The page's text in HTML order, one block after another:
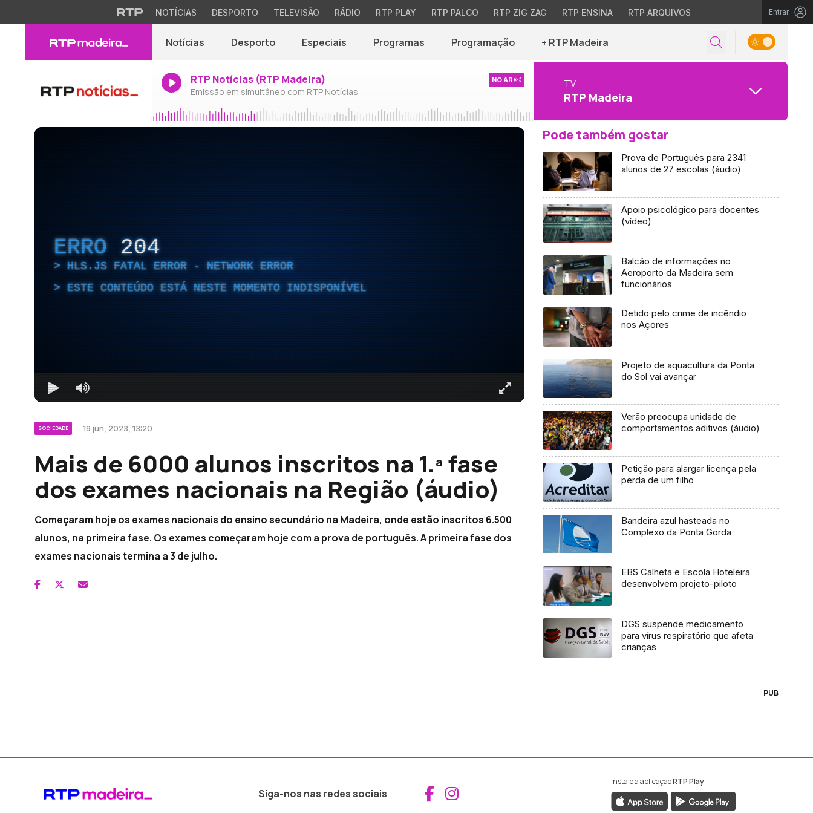
NOTÍCIAS DESPORTO TELEVISÃO RÁDIO RTP PLAY RTP PALCO RTP ZIG ZAG RTP ENSINA RTP ARQUIVOS Entrar
Notícias Desporto Especiais Programas Programação + RTP Madeira
RTP Notícias (RTP Madeira)
Emissão em simultâneo com RTP Notícias
NO AR TV
RTP Madeira
ERRO 204
HLS.JS FATAL ERROR - NETWORK ERROR
ESTE CONTEÚDO ESTÁ NESTE MOMENTO INDISPONÍVEL
SOCIEDADE 19 jun, 2023, 13:20
Mais de 6000 alunos inscritos na 1.ª fase
dos exames nacionais na Região (áudio)
Começaram hoje os exames nacionais do ensino secundário na Madeira, onde estão inscritos 6.500
alunos, na primeira fase. Os exames começaram hoje com a prova de português. A primeira fase dos
exames nacionais termina a 3 de julho.
Pode também gostar
Prova de Português para 2341
alunos de 27 escolas (áudio)
Apoio psicológico para docentes
(vídeo)
Balcão de informações no
Aeroporto da Madeira sem
funcionários
Detido pelo crime de incêndio
nos Açores
Projeto de aquacultura da Ponta
do Sol vai avançar
Verão preocupa unidade de
comportamentos aditivos (áudio)
Petição para alargar licença pela
perda de um filho
Bandeira azul hasteada no
Complexo da Ponta Gorda
EBS Calheta e Escola Hoteleira
desenvolvem projeto-piloto
DGS suspende medicamento
para vírus respiratório que afeta
crianças
PUB
Siga-nos nas redes sociais Aceder ao Facebook da RTP Madeira
Aceder ao Instagram da RTP Madeira
Instale a aplicaçãoRTP Play